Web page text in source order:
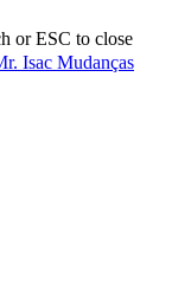
or ESC to close